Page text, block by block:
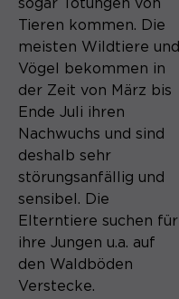
sogar Tötungen von
Tieren kommen. Die
meisten Wildtiere und
Vögel bekommen in
der Zeit von März bis
Ende Juli ihren
Nachwuchs und sind
deshalb sehr
störungsanfällig und
sensibel. Die
Elterntiere suchen für
ihre Jungen u.a. auf
den Waldböden
Verstecke.